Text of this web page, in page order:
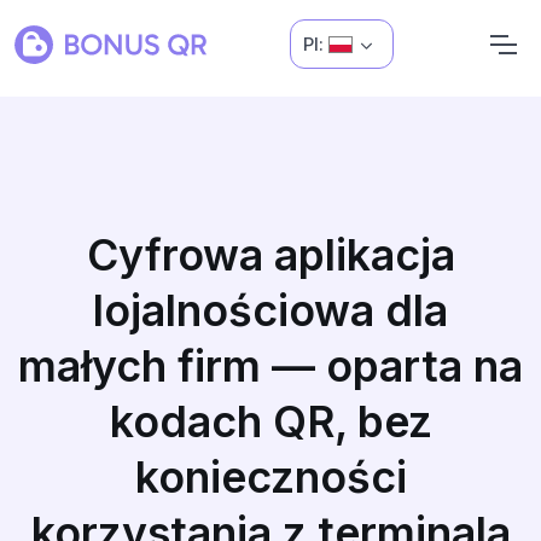
Pl:
Cyfrowa aplikacja
lojalnościowa dla
małych firm — oparta na
kodach QR, bez
konieczności